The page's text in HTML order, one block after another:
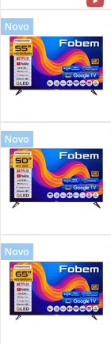
kafu
pribor
pribor
program
pribor
materijal
i kutije
gorivo
Novo
Novo
Novo